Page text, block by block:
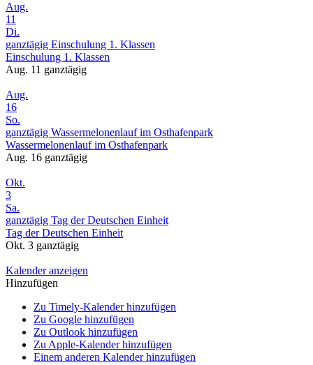
Aug.
11
Di.
ganztägig Einschulung 1. Klassen
Einschulung 1. Klassen
Aug. 11 ganztägig
Aug.
16
So.
ganztägig Wassermelonenlauf im Osthafenpark
Wassermelonenlauf im Osthafenpark
Aug. 16 ganztägig
Okt.
3
Sa.
ganztägig Tag der Deutschen Einheit
Tag der Deutschen Einheit
Okt. 3 ganztägig
Kalender anzeigen
Hinzufügen
Zu Timely-Kalender hinzufügen
Zu Google hinzufügen
Zu Outlook hinzufügen
Zu Apple-Kalender hinzufügen
Einem anderen Kalender hinzufügen